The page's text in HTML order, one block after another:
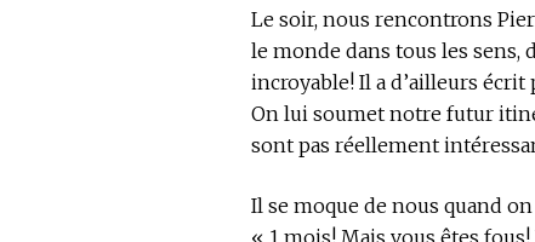
Le soir, nous rencontrons
le monde dans tous les sens,
incroyable! Il a d’ailleurs écrit
On lui soumet notre futur
sont pas réellement
Il se moque de nous quand
« 1 mois! Mais vous êtes